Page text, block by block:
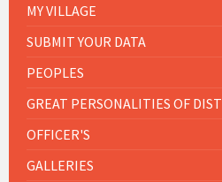
MY VILLAGE
SUBMIT YOUR DATA
PEOPLES
GREAT PERSONALITIES OF DIST
OFFICER'S
GALLERIES